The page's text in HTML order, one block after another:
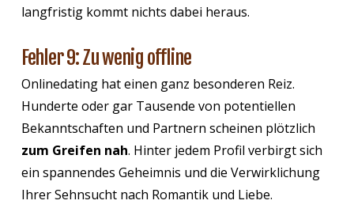
langfristig kommt nichts dabei heraus.
Fehler 9: Zu wenig offline
Onlinedating hat einen ganz besonderen Reiz.
Hunderte oder gar Tausende von potentiellen
Bekanntschaften und Partnern scheinen plötzlich
zum Greifen nah. Hinter jedem Profil verbirgt sich
ein spannendes Geheimnis und die Verwirklichung
Ihrer Sehnsucht nach Romantik und Liebe.